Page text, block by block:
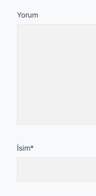
Yorum
İsim*